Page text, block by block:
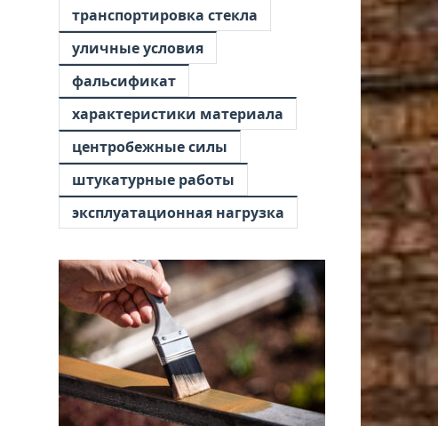
транспортировка стекла
уличные условия
фальсификат
характеристики материала
центробежные силы
штукатурные работы
эксплуатационная нагрузка